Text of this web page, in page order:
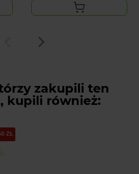
zakupili ten
kupili również:
ZŁ